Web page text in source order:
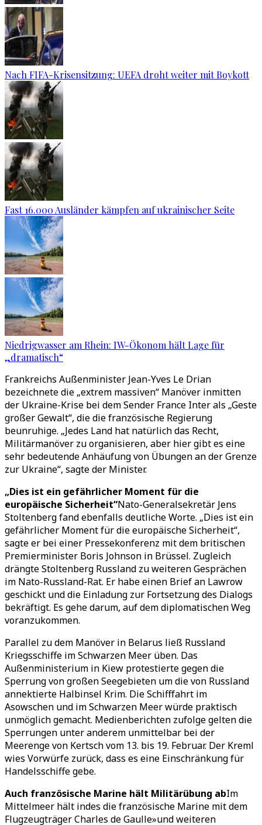
Nach FIFA-Krisensitzung: UEFA droht weiter mit Boykott
Fast 16.000 Ausländer kämpfen auf ukrainischer Seite
Niedrigwasser am Rhein: IW-Ökonom hält Lage für
„dramatisch“
Frankreichs Außenminister Jean-Yves Le Drian
bezeichnete die „extrem massiven“ Manöver inmitten
der Ukraine-Krise bei dem Sender France Inter als „Geste
großer Gewalt“, die die französische Regierung
beunruhige. „Jedes Land hat natürlich das Recht,
Militärmanöver zu organisieren, aber hier gibt es eine
sehr bedeutende Anhäufung von Übungen an der Grenze
zur Ukraine“, sagte der Minister.
„Dies ist ein gefährlicher Moment für die
europäische Sicherheit“Nato-Generalsekretär Jens
Stoltenberg fand ebenfalls deutliche Worte. „Dies ist ein
gefährlicher Moment für die europäische Sicherheit“,
sagte er bei einer Pressekonferenz mit dem britischen
Premierminister Boris Johnson in Brüssel. Zugleich
drängte Stoltenberg Russland zu weiteren Gesprächen
im Nato-Russland-Rat. Er habe einen Brief an Lawrow
geschickt und die Einladung zur Fortsetzung des Dialogs
bekräftigt. Es gehe darum, auf dem diplomatischen Weg
voranzukommen.
Parallel zu dem Manöver in Belarus ließ Russland
Kriegsschiffe im Schwarzen Meer üben. Das
Außenministerium in Kiew protestierte gegen die
Sperrung von großen Seegebieten um die von Russland
annektierte Halbinsel Krim. Die Schifffahrt im
Asowschen und im Schwarzen Meer würde praktisch
unmöglich gemacht. Medienberichten zufolge gelten die
Sperrungen unter anderem unmittelbar bei der
Meerenge von Kertsch vom 13. bis 19. Februar. Der Kreml
wies Vorwürfe zurück, dass es eine Einschränkung für
Handelsschiffe gebe.
Auch französische Marine hält Militärübung abIm
Mittelmeer hält indes die französische Marine mit dem
Flugzeugträger Charles de Gaulle»und weiteren